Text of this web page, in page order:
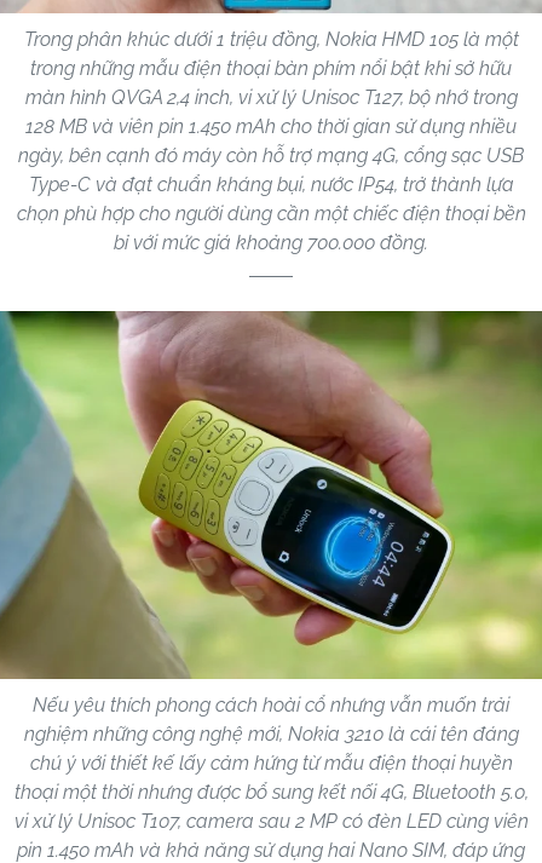
Trong phân khúc dưới 1 triệu đồng, Nokia HMD 105 là một
trong những mẫu điện thoại bàn phím nổi bật khi sở hữu
màn hình QVGA 2,4 inch, vi xử lý Unisoc T127, bộ nhớ trong
128 MB và viên pin 1.450 mAh cho thời gian sử dụng nhiều
ngày, bên cạnh đó máy còn hỗ trợ mạng 4G, cổng sạc USB
Type-C và đạt chuẩn kháng bụi, nước IP54, trở thành lựa
chọn phù hợp cho người dùng cần một chiếc điện thoại bền
bỉ với mức giá khoảng 700.000 đồng.
Nếu yêu thích phong cách hoài cổ nhưng vẫn muốn trải
nghiệm những công nghệ mới, Nokia 3210 là cái tên đáng
chú ý với thiết kế lấy cảm hứng từ mẫu điện thoại huyền
thoại một thời nhưng được bổ sung kết nối 4G, Bluetooth 5.0,
vi xử lý Unisoc T107, camera sau 2 MP có đèn LED cùng viên
pin 1.450 mAh và khả năng sử dụng hai Nano SIM, đáp ứng